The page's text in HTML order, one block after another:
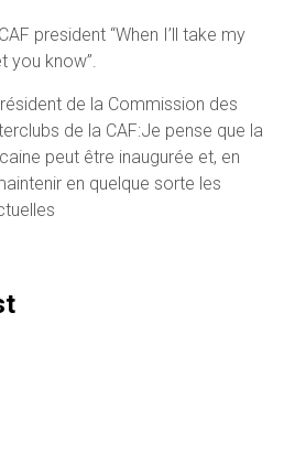
president “When I’ll take my
you know”.
de la Commission des
de la CAF:Je pense que la
peut être inaugurée et, en
en quelque sorte les